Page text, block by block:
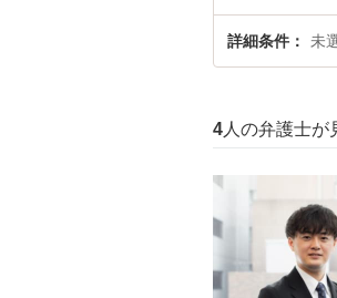
詳細条件 未
4 人の弁護士が